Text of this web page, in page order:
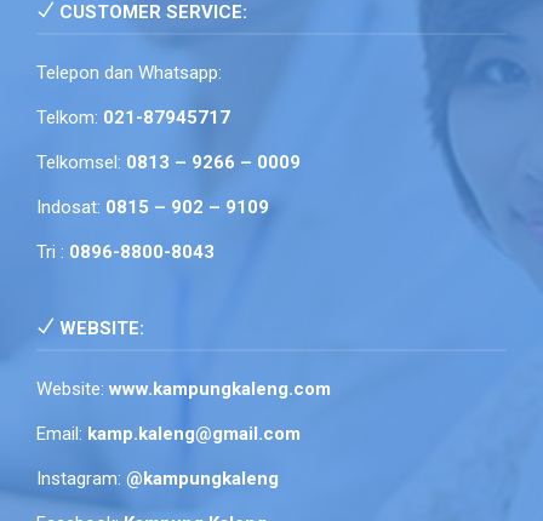
CUSTOMER SERVICE:
Telepon dan Whatsapp:
Telkom: 021-87945717
Telkomsel: 0813 – 9266 – 0009
Indosat: 0815 – 902 – 9109
Tri : 0896-8800-8043
WEBSITE:
Website: www.kampungkaleng.com
Email: kamp.kaleng@gmail.com
Instagram: @kampungkaleng